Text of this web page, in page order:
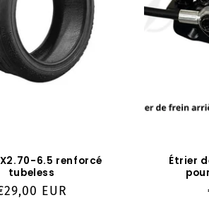
6.5 renforcé
tubeless
EUR
Étrier